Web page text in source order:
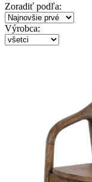
Zoradiť podľa:
Výrobca: